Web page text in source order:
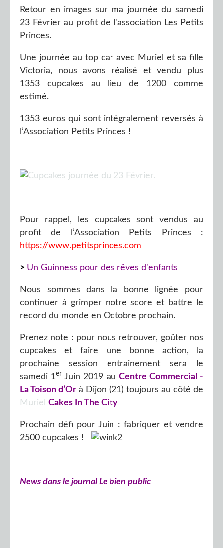
Retour en images sur ma journée du samedi
23 Février au profit de l'association Les Petits
Princes.
Une journée au top car avec Muriel et sa fille
Victoria, nous avons réalisé et vendu plus
1353 cupcakes au lieu de 1200 comme
estimé.
1353 euros qui sont intégralement reversés à
l’Association Petits Princes !
Pour rappel, les cupcakes sont vendus au
profit de l’Association Petits Princes :
https://www.petitsprinces.com
> Un Guinness pour des rêves d'enfants
Nous sommes dans la bonne lignée pour
continuer à grimper notre score et battre le
record du monde en Octobre prochain.
Prenez note : pour nous retrouver, goûter nos
cupcakes et faire une bonne action, la
prochaine session entrainement sera le
samedi 1er Juin 2019 au Centre Commercial -
La Toison d’Or à Dijon (21) toujours au côté de
Muriel Cakes In The City
Prochain défi pour Juin : fabriquer et vendre
2500 cupcakes !
News dans le journal Le bien public